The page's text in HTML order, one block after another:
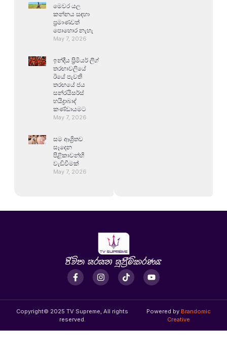
මෙවර යල
කන්නය සඳහා
ප්‍රමාණවත්
පොහොර නැහැ
May 7, 2026
ඉන්දීය ප්‍රිමියර් ලීග්
තරඟාවලියේ
ඊයේ පැවති
තරඟයේ ජය
සන්රයිසර්ස්
හයිද්‍රාබාද්
කණ්ඩායමට
May 7, 2026
සම ආශ්‍රිතව
සෑදෙන
පිළිකාවන්හි
වැඩිවීමක්
May 7, 2026
Copyright© 2025 TV Supreme, All rights
reserved.
Powered by Brandomic
Creative